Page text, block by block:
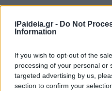
iPaideia.gr - Do Not
Information
If you wish to opt-out of the
processing of your personal or
targeted advertising by us,
section to confirm your
Α. Ατμοσφαιρικός αέρας
σύσταση Διδάσκεται και
παράγραφος: «Η